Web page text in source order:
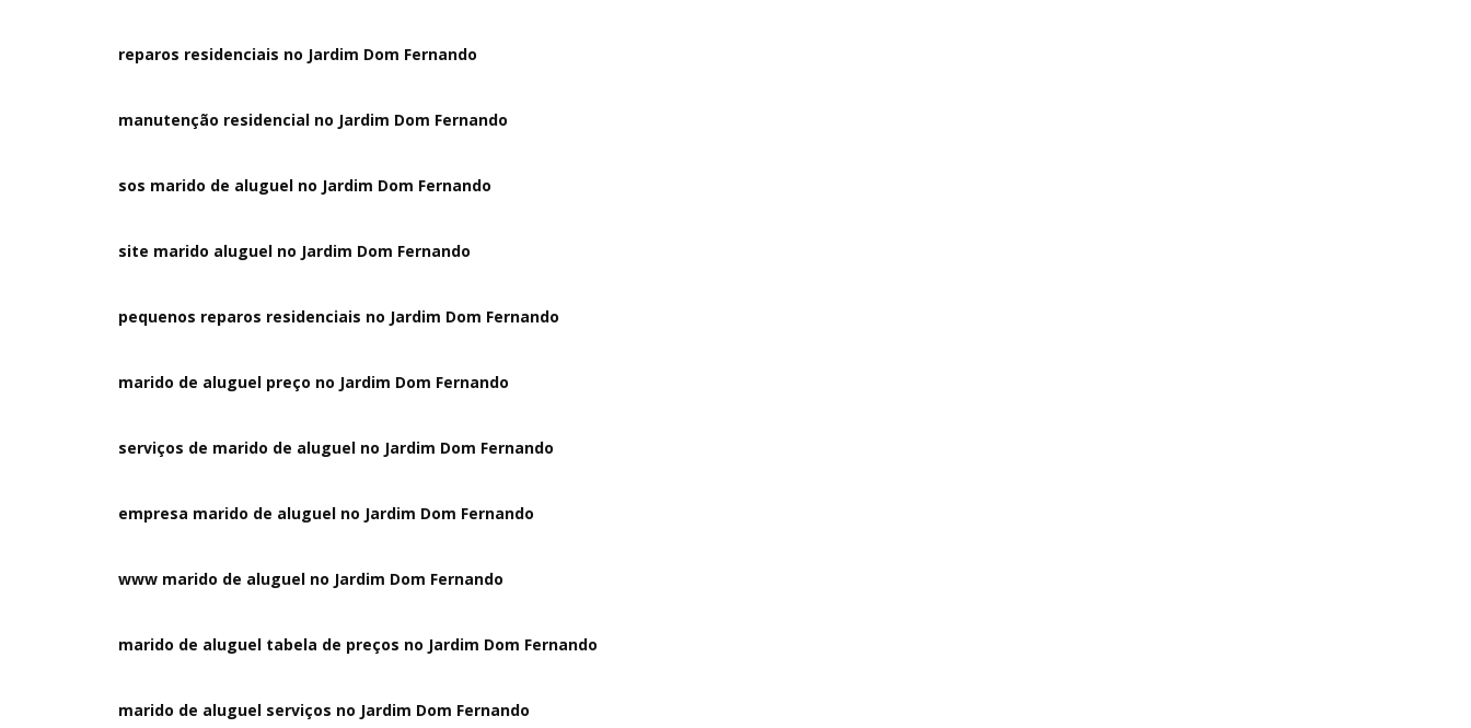
reparos residenciais no Jardim Dom Fernando
manutenção residencial no Jardim Dom Fernando
sos marido de aluguel no Jardim Dom Fernando
site marido aluguel no Jardim Dom Fernando
pequenos reparos residenciais no Jardim Dom Fernando
marido de aluguel preço no Jardim Dom Fernando
serviços de marido de aluguel no Jardim Dom Fernando
empresa marido de aluguel no Jardim Dom Fernando
www marido de aluguel no Jardim Dom Fernando
marido de aluguel tabela de preços no Jardim Dom Fernando
marido de aluguel serviços no Jardim Dom Fernando